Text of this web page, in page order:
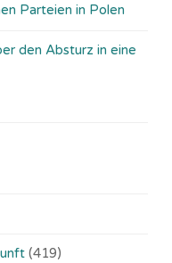
Parteien in Polen
den Absturz in eine
(419)